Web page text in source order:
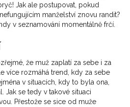
Jak ale postupovat, pokud
manželství znovu randit?
v seznamování momentálně frčí.
že muž zaplatí za sebe i za
více rozmáhá trend, kdy za sebe
v situacích, kdy to byla ona,
Jak se tedy v takové situaci
Přestože se sice od muže